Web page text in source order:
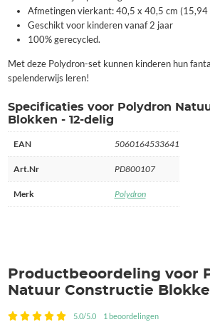
Afmetingen vierkant: 40,5 x 40,5 cm (15,94
Geschikt voor kinderen vanaf 2 jaar
100% gerecycled.
Met deze Polydron-set kunnen kinderen hun
spelenderwijs leren!
Specificaties voor Polydron
Blokken - 12-delig
EAN 5060164533641
Art.Nr PD800107
Merk Polydron
Productbeoordeling voor
Natuur Constructie
5.0/5.0 1 beoordelingen